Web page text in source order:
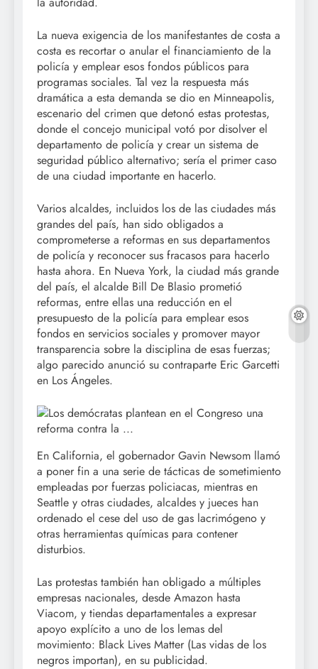
La nueva exigencia de los manifestantes de costa a
costa es recortar o anular el financiamiento de la
policía y emplear esos fondos públicos para
programas sociales. Tal vez la respuesta más
dramática a esta demanda se dio en Minneapolis,
escenario del crimen que detonó estas protestas,
donde el concejo municipal votó por disolver el
departamento de policía y crear un sistema de
seguridad público alternativo; sería el primer caso
de una ciudad importante en hacerlo.
Varios alcaldes, incluidos los de las ciudades más
grandes del país, han sido obligados a
comprometerse a reformas en sus departamentos
de policía y reconocer sus fracasos para hacerlo
hasta ahora. En Nueva York, la ciudad más grande
del país, el alcalde Bill De Blasio prometió
reformas, entre ellas una reducción en el
presupuesto de la policía para emplear esos
fondos en servicios sociales y promover mayor
transparencia sobre la disciplina de esas fuerzas;
algo parecido anunció su contraparte Eric Garcetti
en Los Ángeles.
En California, el gobernador Gavin Newsom llamó
a poner fin a una serie de tácticas de sometimiento
empleadas por fuerzas policiacas, mientras en
Seattle y otras ciudades, alcaldes y jueces han
ordenado el cese del uso de gas lacrimógeno y
otras herramientas químicas para contener
disturbios.
Las protestas también han obligado a múltiples
empresas nacionales, desde Amazon hasta
Viacom, y tiendas departamentales a expresar
apoyo explícito a uno de los lemas del
movimiento: Black Lives Matter (Las vidas de los
negros importan), en su publicidad.